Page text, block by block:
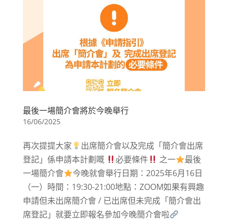
最後一場簡介會將於今晚舉行
16/06/2025
再次提提大家
出席簡介會以及完成「簡介會出席
登記」係申請本計劃嘅
必要條件 之一​
最後
一場簡介會
今晚就會舉行日期：2025年6月16日
（一）時間：19:30-21:00地點：ZOOM​如果有興趣
申請但未出席簡介會 / 已出席但未完成「簡介會出
席登記」就要立即報名參加今晚簡介會啦